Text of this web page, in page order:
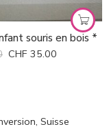
souris en bois *
CHF 35.00
Suisse